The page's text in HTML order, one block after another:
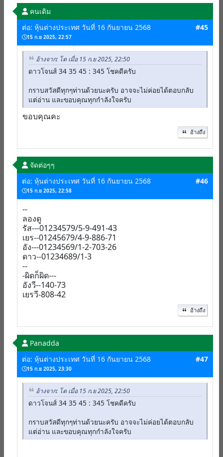
คนเดิม
ต่อ: หุ้นต่างประเทศ วันที่ 16 กันยายน 2568
15 ก.ย 2025, 22:57
#45
อ้างจาก: โต เมื่อ 15 ก.ย 2025, 22:50
ดาวโจนส์ 34 35 45 : 345 โชคดีครับ
กราบสวัสดีทุกๆท่านด้วยนะครับ อาจจะไม่ค่อยได้ตอบกลับ
แต่อ่าน และขอบคุณทุกกำลังใจครับ
ขอบคุณคะ
อ้างถึง
จัดต่อๆๆ
ต่อ: หุ้นต่างประเทศ วันที่ 16 กันยายน 2568
15 ก.ย 2025, 22:58
#46
--
ลองดู
รัส---01234579/5-9-491-43
เยร--01245679/4-9-886-71
อัง---01234569/1-2-703-26
ดาว--01234689/1-3
--
-ผิดก็ผิด---
อังวี--140-73
เยรวี-808-42
อ้างถึง
Panadda
ต่อ: หุ้นต่างประเทศ วันที่ 16 กันยายน 2568
15 ก.ย 2025, 23:30
#47
อ้างจาก: โต เมื่อ 15 ก.ย 2025, 22:50
ดาวโจนส์ 34 35 45 : 345 โชคดีครับ
กราบสวัสดีทุกๆท่านด้วยนะครับ อาจจะไม่ค่อยได้ตอบกลับ
แต่อ่าน และขอบคุณทุกกำลังใจครับ